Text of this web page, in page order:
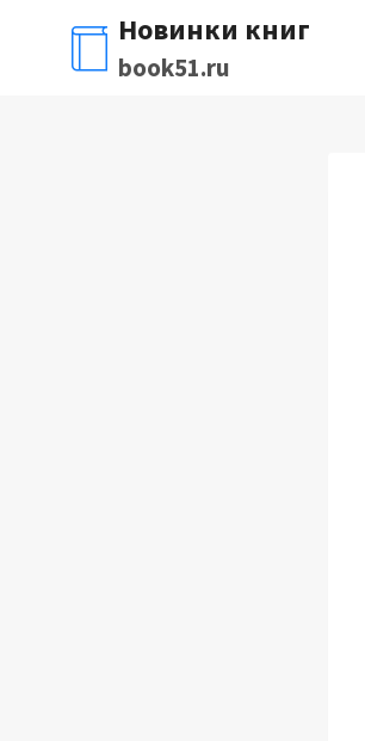
содержимому
Новинки книг
book51.ru